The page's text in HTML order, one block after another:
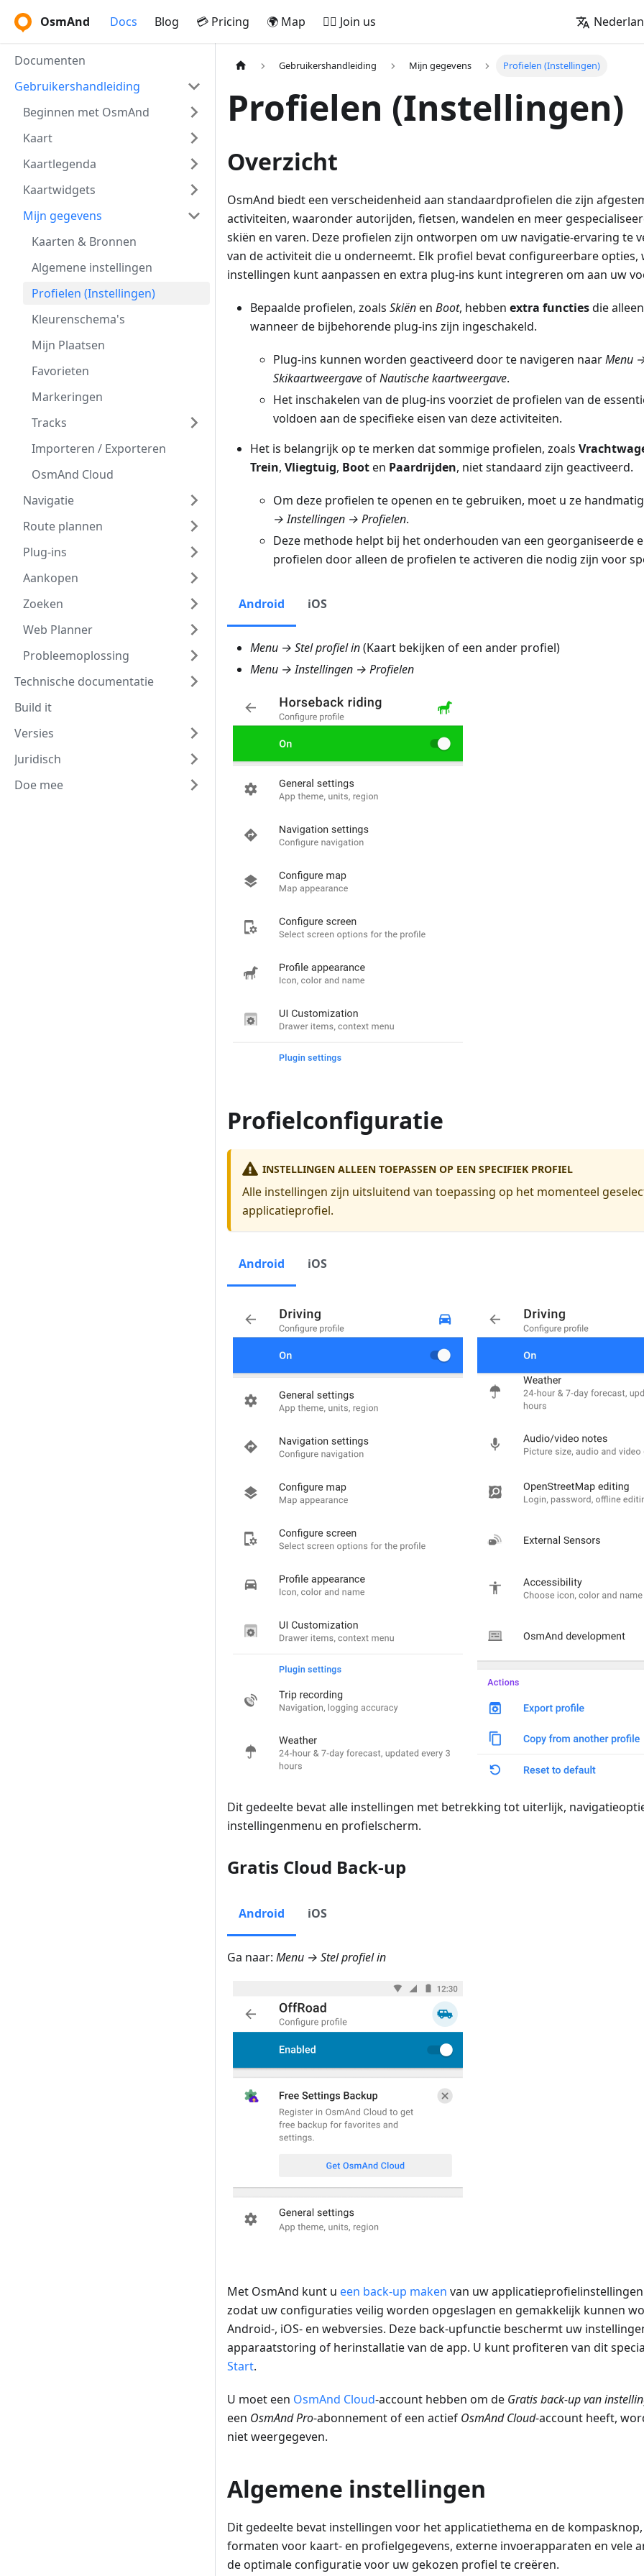
OsmAnd Docs Blog 💳 Pricing 🌍 Map 🚵‍♂️ Join us
Documenten
Gebruikershandleiding
Beginnen met OsmAnd
Kaart
Kaartlegenda
Kaartwidgets
Mijn gegevens
Kaarten & Bronnen
Algemene instellingen
Profielen (Instellingen)
Kleurenschema's
Mijn Plaatsen
Favorieten
Markeringen
Tracks
Importeren / Exporteren
OsmAnd Cloud
Navigatie
Route plannen
Plug-ins
Aankopen
Zoeken
Web Planner
Probleemoplossing
Technische documentatie
Build it
Versies
Juridisch
Doe mee
Gebruikershandleiding Mijn gegevens Profielen (Instellingen)
Profielen (Instellingen)
Overzicht
OsmAnd biedt een verscheidenheid aan standaardprofielen die zijn
activiteiten, waaronder autorijden, fietsen, wandelen en meer
skiën en varen. Deze profielen zijn ontworpen om uw navigatie-ervaring te
van de activiteit die u onderneemt. Elk profiel bevat configureerbare opties,
instellingen kunt aanpassen en extra plug-ins kunt integreren om aan uw
Bepaalde profielen, zoals Skiënen Boot, hebben extra functiesdie
wanneer de bijbehorende plug-ins zijn ingeschakeld.
Plug-ins kunnen worden geactiveerd door te navigeren naarMenu
SkikaartweergaveofNautische kaartweergave.
Het inschakelen van de plug-ins voorziet de profielen van de
voldoen aan de specifieke eisen van deze activiteiten.
Het is belangrijk op te merken dat sommige profielen, zoals
Trein, Vliegtuig, Booten Paardrijden, niet standaard zijn geactiveerd.
Om deze profielen te openen en te gebruiken, moet u ze
→ Instellingen → Profielen.
Deze methode helpt bij het onderhouden van een georganiseerde
profielen door alleen de profielen te activeren die nodig zijn voor
Android iOS
Menu → Stel profiel in(Kaart bekijken of een ander profiel)
Menu → Instellingen → Profielen
Profielconfiguratie
INSTELLINGEN ALLEEN TOEPASSEN OP EEN SPECIFIEK PROFIEL
Alle instellingen zijn uitsluitend van toepassing op het momenteel
applicatieprofiel.
Android iOS
Dit gedeelte bevat alle instellingen met betrekking tot uiterlijk,
instellingenmenu en profielscherm.
Gratis Cloud Back-up
Android iOS
Ga naar: Menu → Stel profiel in
Met OsmAnd kunt u een back-up maken van uw
zodat uw configuraties veilig worden opgeslagen en gemakkelijk kunnen
Android-, iOS- en webversies. Deze back-upfunctie beschermt uw
apparaatstoring of herinstallatie van de app. U kunt profiteren van dit
Start.
U moet een OsmAnd Cloud-account hebben om de Gratis back-up van
een OsmAnd Pro-abonnement of een actief OsmAnd Cloud-account heeft,
niet weergegeven.
Algemene instellingen
Dit gedeelte bevat instellingen voor het applicatiethema en de
formaten voor kaart- en profielgegevens, externe invoerapparaten en vele
de optimale configuratie voor uw gekozen profiel te creëren.